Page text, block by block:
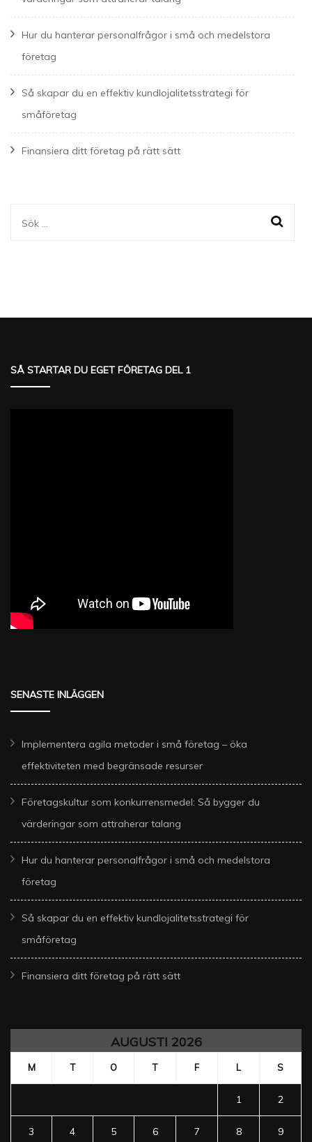
Hur du hanterar personalfrågor i små och medelstora
företag
Så skapar du en effektiv kundlojalitetsstrategi för
småföretag
Finansiera ditt företag på rätt sätt
Sök
SÅ STARTAR DU EGET FÖRETAG DEL 1
SENASTE INLÄGGEN
Implementera agila metoder i små företag – öka
effektiviteten med begränsade resurser
Företagskultur som konkurrensmedel: Så bygger du
värderingar som attraherar talang
Hur du hanterar personalfrågor i små och medelstora
företag
Så skapar du en effektiv kundlojalitetsstrategi för
småföretag
Finansiera ditt företag på rätt sätt
AUGUSTI 2026
M T O T F L S
1 2
3 4 5 6 7 8 9